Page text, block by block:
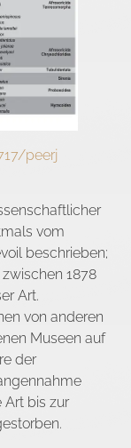
peerj
vom
beschrieben;
1878
Art.
von anderen
Museen auf
der
Art bis zur